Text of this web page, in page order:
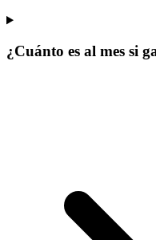
¿Cuánto es al mes si